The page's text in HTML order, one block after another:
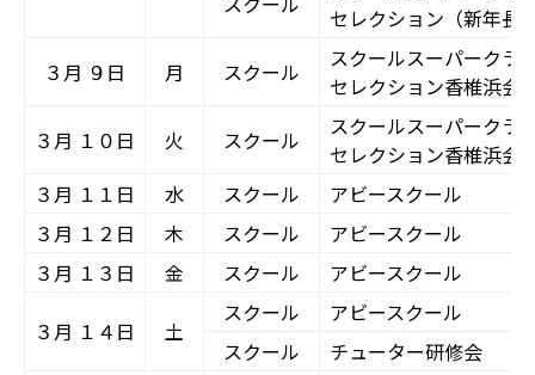
セレクション（新年長
３月 ９日
月 スクール
スクールスーパークラ
セレクション香椎浜会
３月 １０日
火 スクール
スクールスーパークラ
セレクション香椎浜会
３月 １１日
水 スクール
アビースクール
３月 １２日
木 スクール
アビースクール
３月 １３日
金 スクール アビースクール
３月 １４日 土
スクール
アビースクール
スクール
チューター研修会